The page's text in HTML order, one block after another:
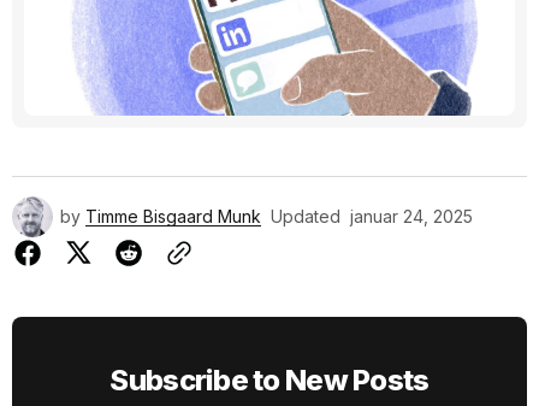
by Timme Bisgaard Munk Updated januar 24, 2025
Subscribe to New Posts